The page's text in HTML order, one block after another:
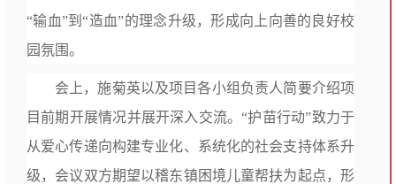
“输血”到“造血”的理念升级，形成向上向善的良好校
园氛围。
会上，施菊英以及项目各小组负责人简要介绍项
目前期开展情况并展开深入交流。“护苗行动”致力于
从爱心传递向构建专业化、系统化的社会支持体系升
级，会议双方期望以稽东镇困境儿童帮扶为起点，形